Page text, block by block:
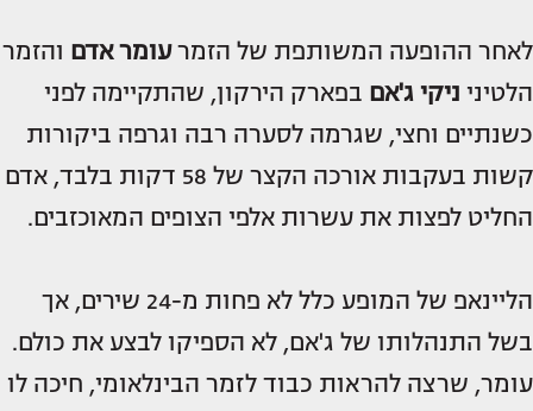
לאחר ההופעה המשותפת של הזמרעומר אדם והזמר
הלטיני ניקי ג'אם בפארק הירקון, שהתקיימה לפני
כשנתיים וחצי, שגרמה לסערה רבה וגרפה ביקורות
קשות בעקבות אורכה הקצר של 58 דקות בלבד, אדם
החליט לפצות את עשרות אלפי הצופים המאוכזבים.
הליינאפ של המופע כלל לא פחות מ-24 שירים, אך
בשל התנהלותו של ג'אם, לא הספיקו לבצע את כולם.
עומר, שרצה להראות כבוד לזמר הבינלאומי, חיכה לו